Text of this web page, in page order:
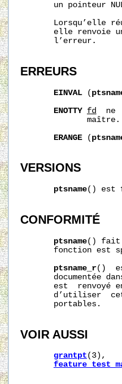
un pointeur
Lorsqu’elle
elle renvoie
       l’erreur.
ERREURS
EINVAL (
ENOTTY fd
ne
              maître.
ERANGE (
VERSIONS
ptsname() est
CONFORMITÉ
ptsname() fait
fonction est
ptsname_r()
documentée
est  renvoyé
d’utiliser
       portables.
VOIR AUSSI
grantpt (3),